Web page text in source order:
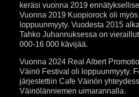
keräsi vuonna 2019
Vuonna 2019 Kuopiorock oli
loppuunmyyty. Vuodesta 2015
Tahko Juhannuksessa on
000-16 000 kävijää.
Vuonna 2024 Real Albert
Väinö Festival oli loppuunmyyty.
järjestettiin Cafe Väinön
Väinölänniemen uimarannalla.